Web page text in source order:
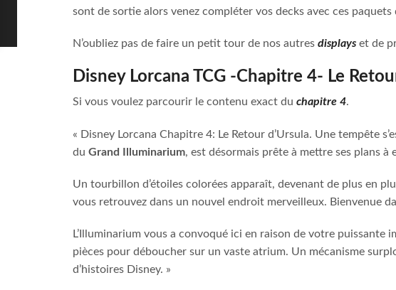
sont de sortie alors venez compléter vos decks avec ces
N’oubliez pas de faire un petit tour de nos autres displays et de
Disney Lorcana TCG -Chapitre 4- Le
Si vous voulez parcourir le contenu exact du chapitre 4.
« Disney Lorcana Chapitre 4: Le Retour d’Ursula. Une tempête
du Grand Illuminarium, est désormais prête à mettre ses plans
Un tourbillon d’étoiles colorées apparaît, devenant de plus en
vous retrouvez dans un nouvel endroit merveilleux. Bienvenue
L’Illuminarium vous a convoqué ici en raison de votre
pièces pour déboucher sur un vaste atrium. Un mécanisme
d’histoires Disney. »